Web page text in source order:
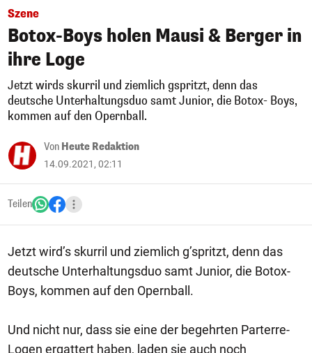
Szene
Botox-Boys holen Mausi & Berger in
ihre Loge
Jetzt wirds skurril und ziemlich gspritzt, denn das
deutsche Unterhaltungsduo samt Junior, die Botox- Boys,
kommen auf den Opernball.
Von Heute Redaktion
14.09.2021, 02:11
Teilen
Jetzt wird’s skurril und ziemlich g’spritzt, denn das
deutsche Unterhaltungsduo samt Junior, die Botox-
Boys, kommen auf den Opernball.
Und nicht nur, dass sie eine der begehrten Parterre-
Logen ergattert haben, laden sie auch noch